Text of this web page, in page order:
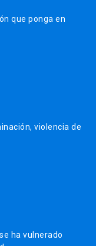
que ponga en
violencia de
ha vulnerado